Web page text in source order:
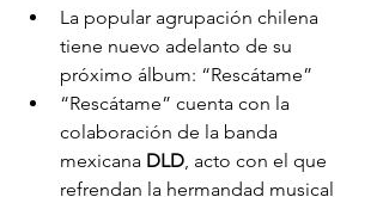
La popular agrupación chilena
tiene nuevo adelanto de su
próximo álbum: “Rescátame”
“Rescátame” cuenta con la
colaboración de la banda
mexicana DLD, acto con el que
refrendan la hermandad musical